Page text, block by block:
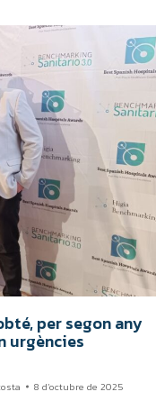
per segon any
urgències
8 d'octubre de 2025